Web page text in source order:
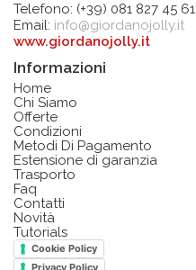
Telefono: (+39) 081 827 45 61
Email: info@giordanojolly.it
www.giordanojolly.it
Informazioni
Home
Chi Siamo
Offerte
Condizioni
Metodi Di Pagamento
Estensione di garanzia
Trasporto
Faq
Contatti
Novità
Tutorials
Cookie Policy